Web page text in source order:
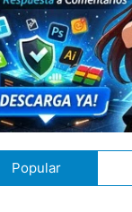
Popular